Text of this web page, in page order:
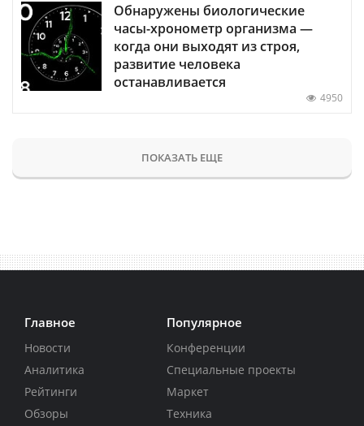
Обнаружены биологические
часы-хронометр организма —
когда они выходят из строя,
развитие человека
останавливается
4950
ПОКАЗАТЬ ЕЩЕ
Главное
Новости
Аналитика
Рейтинги
Обзоры
Популярное
Конференции
Специальные проекты
Маркет
Техника